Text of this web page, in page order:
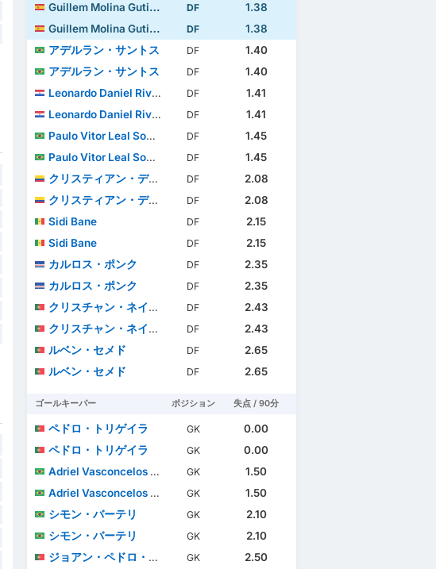
Guillem Molina Gutiérrez
DF
1.38
Guillem Molina Gutiérrez
DF
1.38
アデルラン・サントス
DF
1.40
アデルラン・サントス
DF
1.40
Leonardo Daniel Rivas
DF
1.41
Leonardo Daniel Rivas
DF
1.41
Paulo Vitor Leal Sousa Lima
DF
1.45
Paulo Vitor Leal Sousa Lima
DF
1.45
クリスティアン・デベニッシュ
DF
2.08
クリスティアン・デベニッシュ
DF
2.08
Sidi Bane
DF
2.15
Sidi Bane
DF
2.15
カルロス・ポンク
DF
2.35
カルロス・ポンク
DF
2.35
クリスチャン・ネイバ・アフォンソ
DF
2.43
クリスチャン・ネイバ・アフォンソ
DF
2.43
ルベン・セメド
DF
2.65
ルベン・セメド
DF 2.65
ゴールキーパー ポジション 失点 / 90分
ペドロ・トリゲイラ GK
0.00
ペドロ・トリゲイラ
GK
0.00
Adriel Vasconcelos Ramos
GK
1.50
Adriel Vasconcelos Ramos
GK
1.50
シモン・バーテリ
GK
2.10
シモン・バーテリ
GK
2.10
ジョアン・ペドロ・オリヴェリア・ゴンサウヴェス
GK
2.50